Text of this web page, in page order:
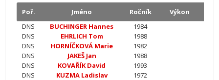
Poř. Jméno Ročník
Výkon
DNS
BUCHINGER Hannes
1984
DNS
EHRLICH Tom
1988
DNS
HORNÍČKOVÁ Marie
1982
DNS
JAKEŠ Jan
1988
DNS
KOVAŘÍK David
1993
DNS
KUZMA Ladislav
1972